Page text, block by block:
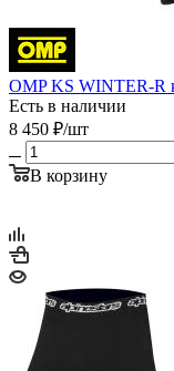
OMP KS WINTER-R
Есть в наличии
8 450 ₽/шт
В корзину